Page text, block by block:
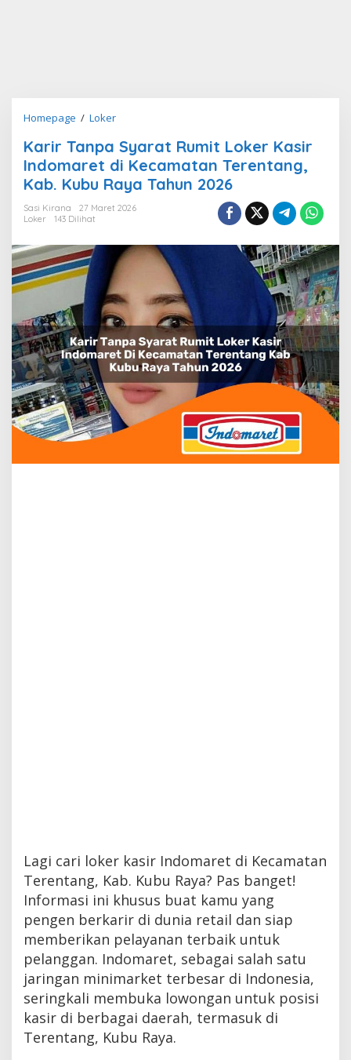
Homepage / LokerKarir
Syarat
Rumit
Loker
Kasir
Indomaret
Kecamatan
Terentang,
Kab.
Kubu
Raya
Tahun
2026
Karir Tanpa Syarat Rumit Loker Kasir
Indomaret di Kecamatan Terentang,
Kab. Kubu Raya Tahun 2026
Sasi Kirana
27 Maret 2026
Loker
143 Dilihat
Lagi cari loker kasir Indomaret di Kecamatan
Terentang, Kab. Kubu Raya? Pas banget!
Informasi ini khusus buat kamu yang
pengen berkarir di dunia retail dan siap
memberikan pelayanan terbaik untuk
pelanggan. Indomaret, sebagai salah satu
jaringan minimarket terbesar di Indonesia,
seringkali membuka lowongan untuk posisi
kasir di berbagai daerah, termasuk di
Terentang, Kubu Raya.